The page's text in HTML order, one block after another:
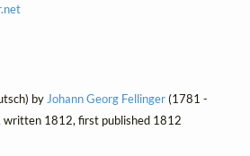
net
byJohann Georg Fellinger(1781 -
written 1812, first published 1812